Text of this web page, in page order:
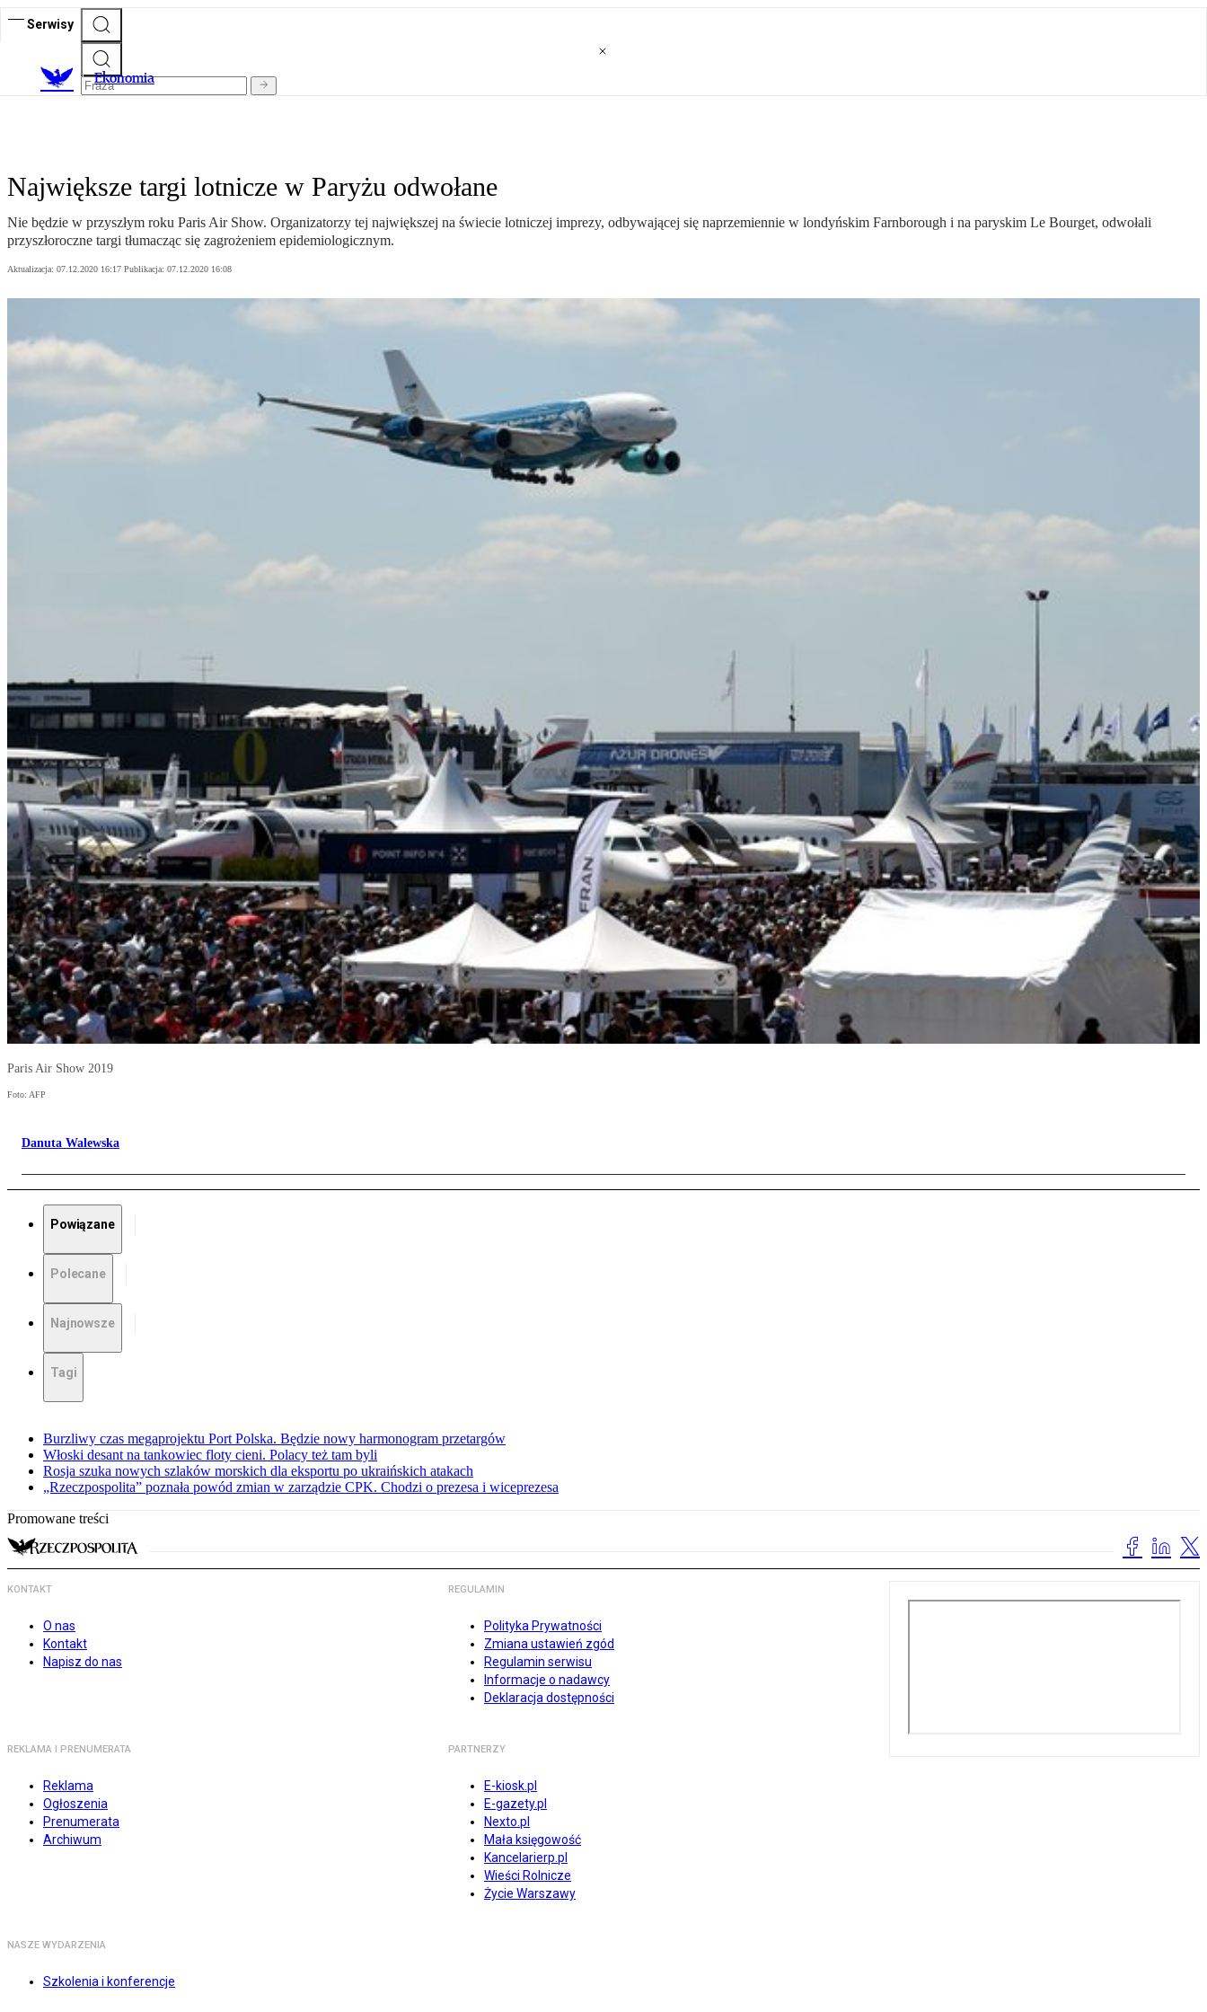
Serwisy
Ekonomia
Największe targi lotnicze w Paryżu odwołane
Nie będzie w przyszłym roku Paris Air Show. Organizatorzy tej największej na świecie lotniczej imprezy, odbywającej się naprzemiennie w londyńskim Farnborough i na paryskim Le Bourget, odwołali
przyszłoroczne targi tłumacząc się zagrożeniem epidemiologicznym.
Aktualizacja: 07.12.2020 16:17 Publikacja: 07.12.2020 16:08
Paris Air Show 2019
Foto: AFP
Danuta Walewska
Powiązane
Polecane
Najnowsze
Tagi
Burzliwy czas megaprojektu Port Polska. Będzie nowy harmonogram przetargów
Włoski desant na tankowiec floty cieni. Polacy też tam byli
Rosja szuka nowych szlaków morskich dla eksportu po ukraińskich atakach
„Rzeczpospolita” poznała powód zmian w zarządzie CPK. Chodzi o prezesa i wiceprezesa
Promowane treści
KONTAKT
O nas
Kontakt
Napisz do nas
REGULAMIN
Polityka Prywatności
Zmiana ustawień zgód
Regulamin serwisu
Informacje o nadawcy
Deklaracja dostępności
REKLAMA I PRENUMERATA
Reklama
Ogłoszenia
Prenumerata
Archiwum
PARTNERZY
E-kiosk.pl
E-gazety.pl
Nexto.pl
Mała księgowość
Kancelarierp.pl
Wieści Rolnicze
Życie Warszawy
NASZE WYDARZENIA
Szkolenia i konferencje